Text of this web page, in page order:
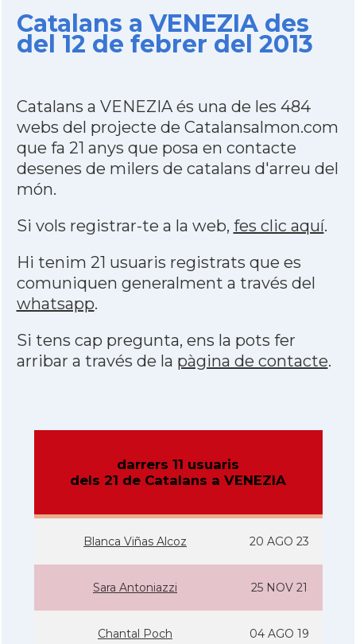
Catalans a VENEZIA des
del 12 de febrer del 2013
Catalans a VENEZIA és una de les 484
webs del projecte de Catalansalmon.com
que fa 21 anys que posa en contacte
desenes de milers de catalans d'arreu del
món.
Si vols registrar-te a la web, fes clic aquí.
Hi tenim 21 usuaris registrats que es
comuniquen generalment a través del
whatsapp.
Si tens cap pregunta, ens la pots fer
arribar a través de la pàgina de contacte.
darrers 11 usuaris
dels 21 de Catalans a VENEZIA
Blanca Viñas Alcoz 20 AGO 23
Sara Antoniazzi 25 NOV 21
Chantal Poch 04 AGO 19